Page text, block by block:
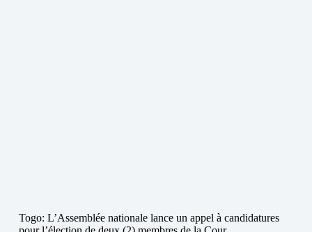
Togo: L’Assemblée nationale lance un appel à candidatures